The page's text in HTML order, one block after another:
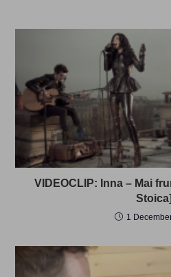
VIDEOCLIP: Inna – Mai
Stoica]
1